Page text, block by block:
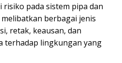
pada sistem pipa dan
berbagai jenis
retak, keausan, dan
terhadap lingkungan yang